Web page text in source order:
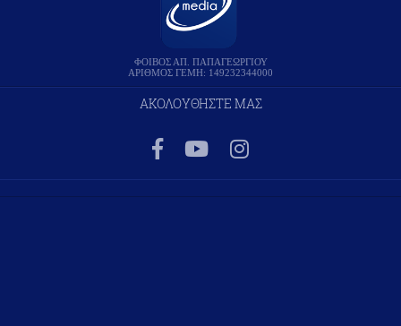
ΦΟΙΒΟΣ ΑΠ. ΠΑΠΑΓΕΩΡΓΙΟΥ
ΑΡΙΘΜΟΣ ΓΕΜΗ: 149232344000
ΑΚΟΛΟΥΘΗΣΤΕ ΜΑΣ